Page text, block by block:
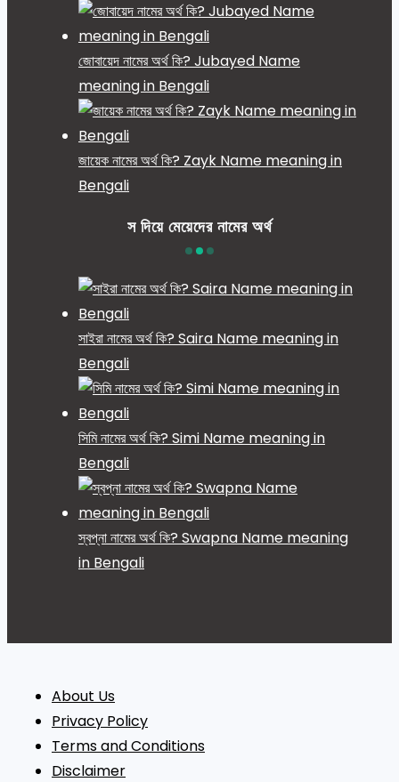
জোবায়েদ নামের অর্থ কি? Jubayed Name
meaning in Bengali
জায়েক নামের অর্থ কি? Zayk Name meaning in
Bengali
স দিয়ে মেয়েদের নামের অর্থ
সাইরা নামের অর্থ কি? Saira Name meaning in
Bengali
সিমি নামের অর্থ কি? Simi Name meaning in
Bengali
স্বপ্না নামের অর্থ কি? Swapna Name meaning
in Bengali
About Us
Privacy Policy
Terms and Conditions
Disclaimer